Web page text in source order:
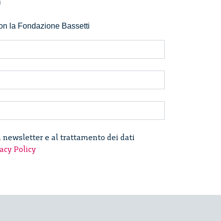
la Fondazione Bassetti
newsletter e al trattamento dei dati
Policy